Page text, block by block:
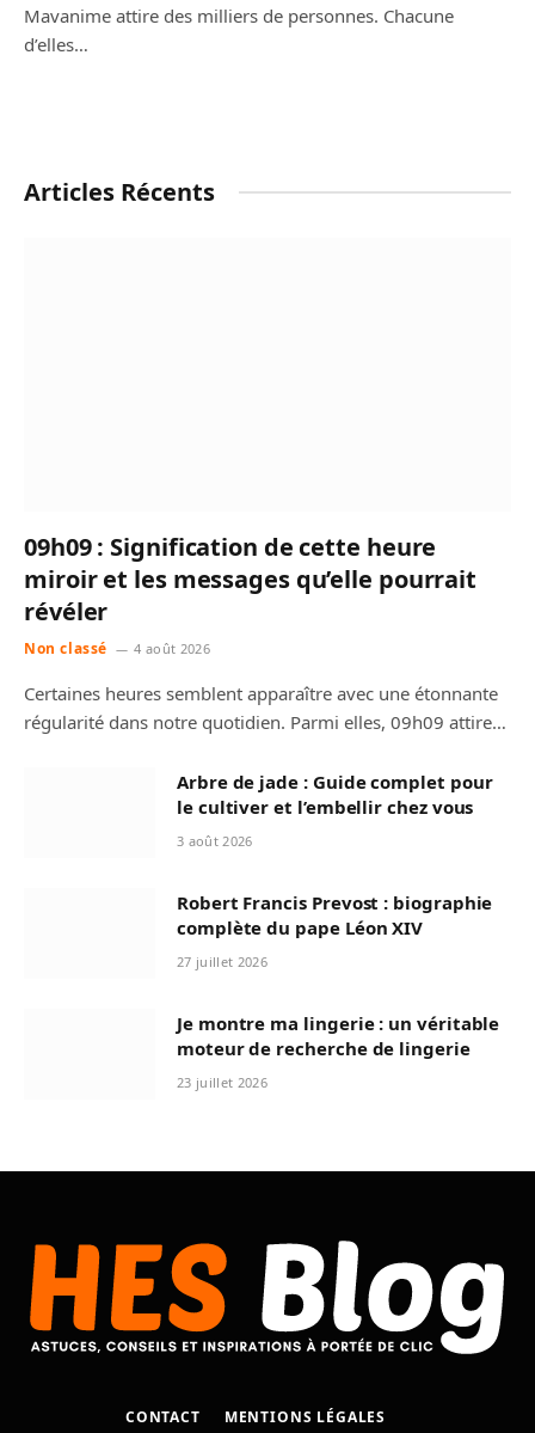
Mavanime attire des milliers de personnes. Chacune
d’elles…
Articles Récents
09h09 : Signification de cette heure
miroir et les messages qu’elle pourrait
révéler
Non classé 4 août 2026
Certaines heures semblent apparaître avec une étonnante
régularité dans notre quotidien. Parmi elles, 09h09 attire…
Arbre de jade : Guide complet pour
le cultiver et l’embellir chez vous
3 août 2026
Robert Francis Prevost : biographie
complète du pape Léon XIV
27 juillet 2026
Je montre ma lingerie : un véritable
moteur de recherche de lingerie
23 juillet 2026
CONTACT MENTIONS LÉGALES